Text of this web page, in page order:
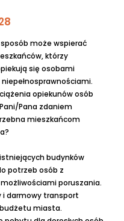
może wspierać
którzy
się osobami
opiekunów osób
Pana zdaniem
mieszkańcom
budynków
potrzeb osób z
poruszania.
i darmowy transport
miasta.